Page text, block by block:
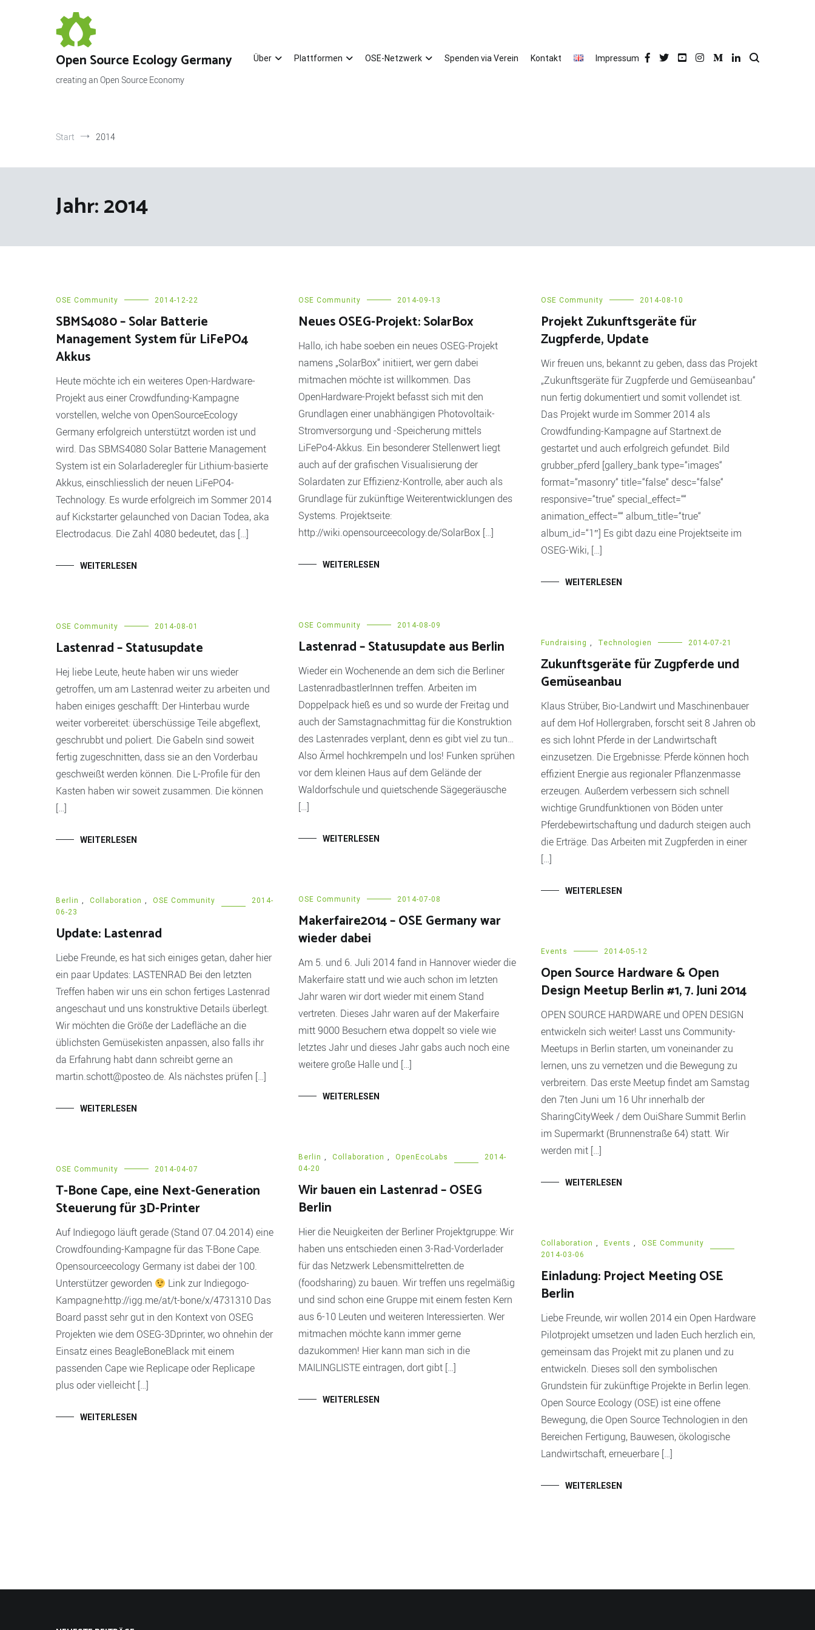
Open Source Ecology Germany
creating an Open Source Economy
Über Plattformen OSE-Netzwerk Spenden via Verein Kontakt Impressum
Start 2014
Jahr:2014
OSE Community 2014-12-22
SBMS4080 – Solar Batterie
Management System für LiFePO4
Akkus
Heute möchte ich ein weiteres Open-Hardware-
Projekt aus einer Crowdfunding-Kampagne
vorstellen, welche von OpenSourceEcology
Germany erfolgreich unterstützt worden ist und
wird. Das SBMS4080 Solar Batterie Management
System ist ein Solarladeregler für Lithium-basierte
Akkus, einschliesslich der neuen LiFePO4-
Technology. Es wurde erfolgreich im Sommer 2014
auf Kickstarter gelaunched von Dacian Todea, aka
Electrodacus. Die Zahl 4080 bedeutet, das […]
WEITERLESEN
OSE Community 2014-09-13
Neues OSEG-Projekt: SolarBox
Hallo, ich habe soeben ein neues OSEG-Projekt
namens „SolarBox“ initiiert, wer gern dabei
mitmachen möchte ist willkommen. Das
OpenHardware-Projekt befasst sich mit den
Grundlagen einer unabhängigen Photovoltaik-
Stromversorgung und -Speicherung mittels
LiFePo4-Akkus. Ein besonderer Stellenwert liegt
auch auf der grafischen Visualisierung der
Solardaten zur Effizienz-Kontrolle, aber auch als
Grundlage für zukünftige Weiterentwicklungen des
Systems. Projektseite:
http://wiki.opensourceecology.de/SolarBox […]
WEITERLESEN
OSE Community 2014-08-10
Projekt Zukunftsgeräte für
Zugpferde, Update
Wir freuen uns, bekannt zu geben, dass das Projekt
„Zukunftsgeräte für Zugpferde und Gemüseanbau“
nun fertig dokumentiert und somit vollendet ist.
Das Projekt wurde im Sommer 2014 als
Crowdfunding-Kampagne auf Startnext.de
gestartet und auch erfolgreich gefundet. Bild
grubber_pferd [gallery_bank type=“images“
format=“masonry“ title=“false“ desc=“false“
responsive=“true“ special_effect=““
animation_effect=““ album_title=“true“
album_id=“1″] Es gibt dazu eine Projektseite im
OSEG-Wiki, […]
WEITERLESEN
OSE Community 2014-08-09
Lastenrad – Statusupdate aus Berlin
Wieder ein Wochenende an dem sich die Berliner
LastenradbastlerInnen treffen. Arbeiten im
Doppelpack hieß es und so wurde der Freitag und
auch der Samstagnachmittag für die Konstruktion
des Lastenrades verplant, denn es gibt viel zu tun…
Also Ärmel hochkrempeln und los! Funken sprühen
vor dem kleinen Haus auf dem Gelände der
Waldorfschule und quietschende Sägegeräusche
[…]
WEITERLESEN
OSE Community 2014-08-01
Lastenrad – Statusupdate
Hej liebe Leute, heute haben wir uns wieder
getroffen, um am Lastenrad weiter zu arbeiten und
haben einiges geschafft: Der Hinterbau wurde
weiter vorbereitet: überschüssige Teile abgeflext,
geschrubbt und poliert. Die Gabeln sind soweit
fertig zugeschnitten, dass sie an den Vorderbau
geschweißt werden können. Die L-Profile für den
Kasten haben wir soweit zusammen. Die können
[…]
WEITERLESEN
Fundraising , Technologien 2014-07-21
Zukunftsgeräte für Zugpferde und
Gemüseanbau
Klaus Strüber, Bio-Landwirt und Maschinenbauer
auf dem Hof Hollergraben, forscht seit 8 Jahren ob
es sich lohnt Pferde in der Landwirtschaft
einzusetzen. Die Ergebnisse: Pferde können hoch
effizient Energie aus regionaler Pflanzenmasse
erzeugen. Außerdem verbessern sich schnell
wichtige Grundfunktionen von Böden unter
Pferdebewirtschaftung und dadurch steigen auch
die Erträge. Das Arbeiten mit Zugpferden in einer
[…]
WEITERLESEN
OSE Community 2014-07-08
Makerfaire2014 – OSE Germany war
wieder dabei
Am 5. und 6. Juli 2014 fand in Hannover wieder die
Makerfaire statt und wie auch schon im letzten
Jahr waren wir dort wieder mit einem Stand
vertreten. Dieses Jahr waren auf der Makerfaire
mitt 9000 Besuchern etwa doppelt so viele wie
letztes Jahr und dieses Jahr gabs auch noch eine
weitere große Halle und […]
WEITERLESEN
Berlin , Collaboration , OSE Community
2014-
06-23
Update: Lastenrad
Liebe Freunde, es hat sich einiges getan, daher hier
ein paar Updates: LASTENRAD Bei den letzten
Treffen haben wir uns ein schon fertiges Lastenrad
angeschaut und uns konstruktive Details überlegt.
Wir möchten die Größe der Ladefläche an die
üblichsten Gemüsekisten anpassen, also falls ihr
da Erfahrung habt dann schreibt gerne an
martin.schott@posteo.de. Als nächstes prüfen […]
WEITERLESEN
Events 2014-05-12
Open Source Hardware & Open
Design Meetup Berlin #1, 7. Juni 2014
OPEN SOURCE HARDWARE und OPEN DESIGN
entwickeln sich weiter! Lasst uns Community-
Meetups in Berlin starten, um voneinander zu
lernen, uns zu vernetzen und die Bewegung zu
verbreitern. Das erste Meetup findet am Samstag
den 7ten Juni um 16 Uhr innerhalb der
SharingCityWeek / dem OuiShare Summit Berlin
im Supermarkt (Brunnenstraße 64) statt. Wir
werden mit […]
WEITERLESEN
Berlin , Collaboration , OpenEcoLabs
2014-
04-20
Wir bauen ein Lastenrad – OSEG
Berlin
Hier die Neuigkeiten der Berliner Projektgruppe: Wir
haben uns entschieden einen 3-Rad-Vorderlader
für das Netzwerk Lebensmittelretten.de
(foodsharing) zu bauen. Wir treffen uns regelmäßig
und sind schon eine Gruppe mit einem festen Kern
aus 6-10 Leuten und weiteren Interessierten. Wer
mitmachen möchte kann immer gerne
dazukommen! Hier kann man sich in die
MAILINGLISTE eintragen, dort gibt […]
WEITERLESEN
OSE Community 2014-04-07
T-Bone Cape, eine Next-Generation
Steuerung für 3D-Printer
Auf Indiegogo läuft gerade (Stand 07.04.2014) eine
Crowdfounding-Kampagne für das T-Bone Cape.
Opensourceecology Germany ist dabei der 100.
Unterstützer geworden
Link zur Indiegogo-
Kampagne:http://igg.me/at/t-bone/x/4731310 Das
Board passt sehr gut in den Kontext von OSEG
Projekten wie dem OSEG-3Dprinter, wo ohnehin der
Einsatz eines BeagleBoneBlack mit einem
passenden Cape wie Replicape oder Replicape
plus oder vielleicht […]
WEITERLESEN
Collaboration , Events ,
OSE Community
2014-03-06
Einladung: Project Meeting OSE
Berlin
Liebe Freunde, wir wollen 2014 ein Open Hardware
Pilotprojekt umsetzen und laden Euch herzlich ein,
gemeinsam das Projekt mit zu planen und zu
entwickeln. Dieses soll den symbolischen
Grundstein für zukünftige Projekte in Berlin legen.
Open Source Ecology (OSE) ist eine offene
Bewegung, die Open Source Technologien in den
Bereichen Fertigung, Bauwesen, ökologische
Landwirtschaft, erneuerbare […]
WEITERLESEN